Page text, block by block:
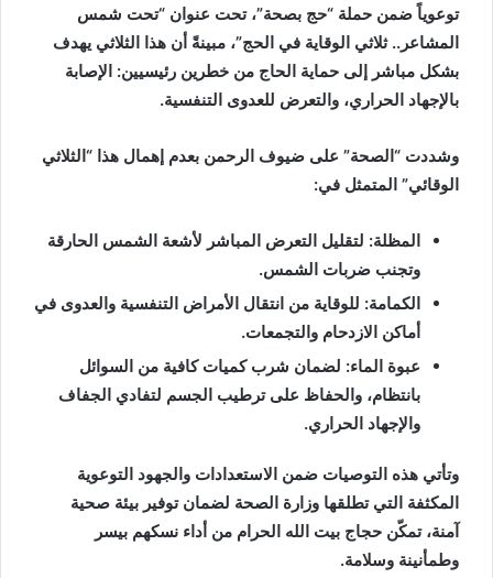
توعوياً ضمن حملة “حج بصحة”، تحت عنوان “تحت شمس
المشاعر.. ثلاثي الوقاية في الحج”، مبينةً أن هذا الثلاثي يهدف
بشكل مباشر إلى حماية الحاج من خطرين رئيسيين: الإصابة
بالإجهاد الحراري، والتعرض للعدوى التنفسية.
وشددت “الصحة” على ضيوف الرحمن بعدم إهمال هذا “الثلاثي
الوقائي” المتمثل في:
المظلة: لتقليل التعرض المباشر لأشعة الشمس الحارقة
وتجنب ضربات الشمس.
الكمامة: للوقاية من انتقال الأمراض التنفسية والعدوى في
أماكن الازدحام والتجمعات.
عبوة الماء: لضمان شرب كميات كافية من السوائل
بانتظام، والحفاظ على ترطيب الجسم لتفادي الجفاف
والإجهاد الحراري.
وتأتي هذه التوصيات ضمن الاستعدادات والجهود التوعوية
المكثفة التي تطلقها وزارة الصحة لضمان توفير بيئة صحية
آمنة، تمكّن حجاج بيت الله الحرام من أداء نسكهم بيسر
وطمأنينة وسلامة.